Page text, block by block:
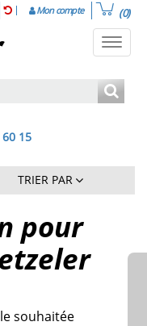
Mon compte (0)
60 15
TRIER PAR
pour
souhaitée